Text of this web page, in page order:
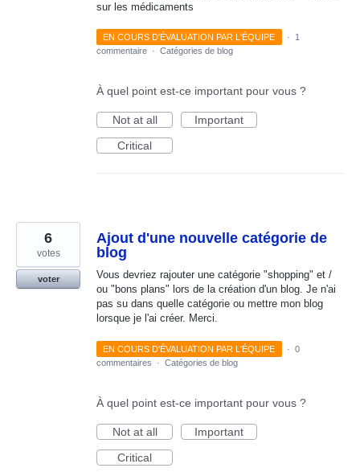
sur les médicaments
EN COURS D'ÉVALUATION PAR L'ÉQUIPE ·
1
commentaire · Catégories de blog
À quel point est-ce important pour vous ?
Not at all
Important
Critical
Ajout d'une nouvelle catégorie de
blog
Vous devriez rajouter une catégorie "shopping" et /
ou "bons plans" lors de la création d'un blog. Je n'ai
pas su dans quelle catégorie ou mettre mon blog
lorsque je l'ai créer. Merci.
6
votes
voter
EN COURS D'ÉVALUATION PAR L'ÉQUIPE · 0
commentaires
· Catégories de blog
À quel point est-ce important pour vous ?
Not at all
Important
Critical